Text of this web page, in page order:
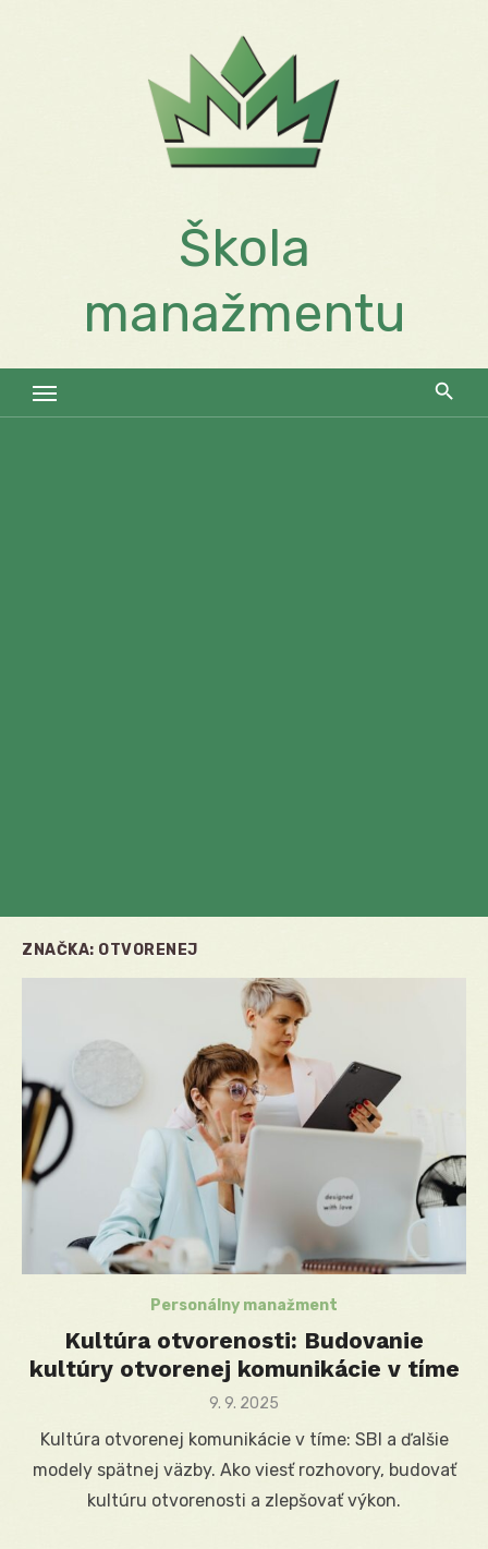
Škola
manažmentu
ZNAČKA: OTVORENEJ
Personálny manažment
Kultúra otvorenosti: Budovanie
kultúry otvorenej komunikácie v tíme
Posted
9. 9. 2025
Kultúra otvorenej komunikácie v tíme: SBI a ďalšie
modely spätnej väzby. Ako viesť rozhovory, budovať
kultúru otvorenosti a zlepšovať výkon.